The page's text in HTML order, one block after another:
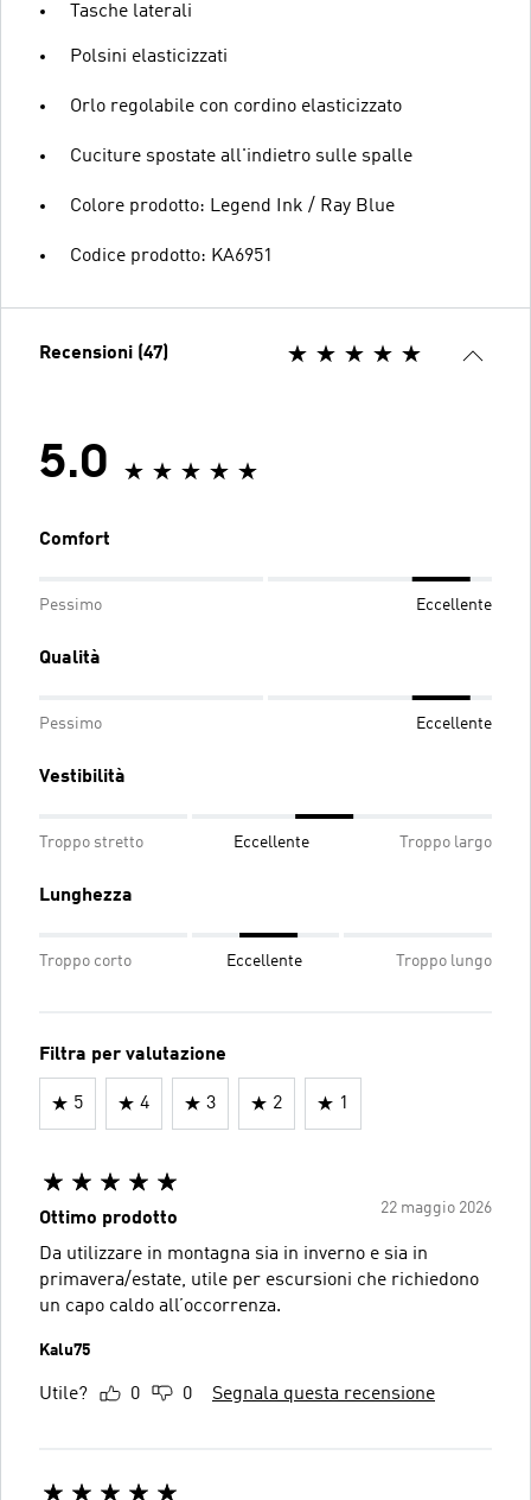
Tasche laterali
Polsini elasticizzati
Orlo regolabile con cordino elasticizzato
Cuciture spostate all'indietro sulle spalle
Colore prodotto: Legend Ink / Ray Blue
Codice prodotto: KA6951
Recensioni (47)
5.0
Comfort
Pessimo Eccellente
Qualità
Pessimo Eccellente
Vestibilità
Troppo stretto Eccellente Troppo largo
Lunghezza
Troppo corto Eccellente Troppo lungo
Filtra per valutazione
5 4 3 2 1
22 maggio 2026
Ottimo prodotto
Da utilizzare in montagna sia in inverno e sia in
primavera/estate, utile per escursioni che richiedono
un capo caldo all’occorrenza.
Kalu75
Utile? 0 0 Segnala questa recensione